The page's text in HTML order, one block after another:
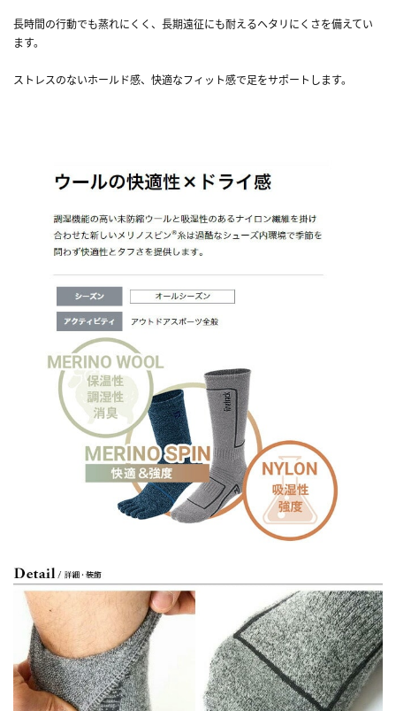
長時間の行動でも蒸れにくく、長期遠征にも耐えるヘタリにくさを備えてい
ます。
ストレスのないホールド感、快適なフィット感で足をサポートします。